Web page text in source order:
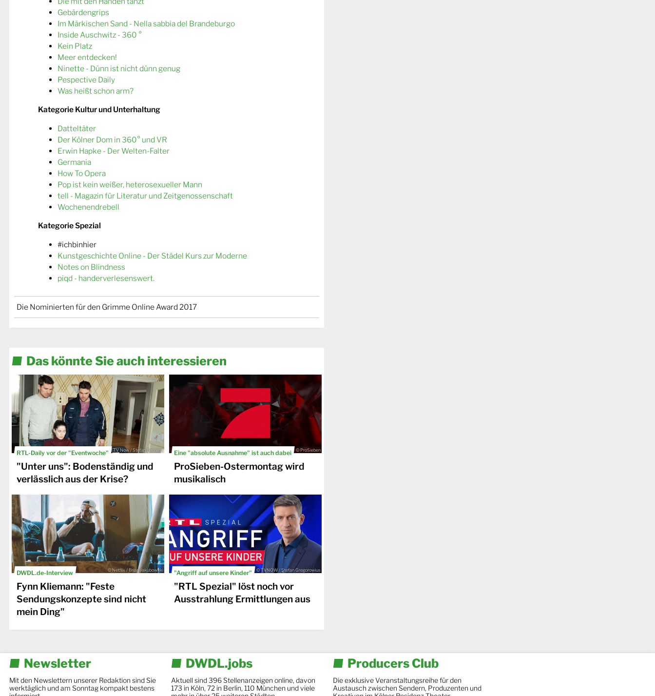
Gebärdengrips
Im Märkischen Sand - Nella sabbia del Brandeburgo
Inside Auschwitz - 360 °
Kein Platz
Meer entdecken!
Ninette - Dünn ist nicht dünn genug
Pespective Daily
Was heißt schon arm?
Kategorie Kultur und Unterhaltung
Datteltäter
Der Kölner Dom in 360° und VR
Erwin Hapke - Der Welten-Falter
Germania
How To Opera
Pop ist kein weißer, heterosexueller Mann
tell - Magazin für Literatur und Zeitgenossenschaft
Wochenendrebell
Kategorie Spezial
#ichbinhier
Kunstgeschichte Online - Der Städel Kurs zur Moderne
Notes on Blindness
piqd - handerverlesenswert.
Die Nominierten für den Grimme Online Award 2017
Das könnte Sie auch interessieren
RTL-Daily vor der "Eventwoche" © TV Now / Stefan Behrens
"Unter uns": Bodenständig und
verlässlich aus der Krise?
Eine "absolute Ausnahme" ist auch dabei © ProSieben
ProSieben-Ostermontag wird
musikalisch
DWDL.de-Interview © Netflix / Brian Jakubowski
Fynn Kliemann: "Feste
Sendungskonzepte sind nicht
mein Ding"
"Angriff auf unsere Kinder" © TVNOW / Stefan Gregorowius
"RTL Spezial" löst noch vor
Ausstrahlung Ermittlungen aus
Newsletter
Mit den Newslettern unserer Redaktion sind Sie
werktäglich und am Sonntag kompakt bestens
DWDL.jobs
Aktuell sind 396 Stellenanzeigen online, davon
173 in Köln, 72 in Berlin, 110 München und viele
Producers Club
Die exklusive Veranstaltungsreihe für den
Austausch zwischen Sendern, Produzenten und